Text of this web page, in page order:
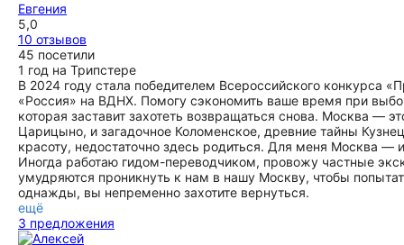
Евгения
5,0
10 отзывов
45 посетили
1 год на Трипстере
В 2024 году стала победителем Всероссийского
«Россия» на ВДНХ. Помогу сэкономить ваше время при
которая заставит захотеть возвращаться снова. Москва —
Царицыно, и загадочное Коломенское, древние тайны
красоту, недостаточно здесь родиться. Для меня Москва —
Иногда работаю гидом-переводчиком, провожу частные
умудряются проникнуть к нам в нашу Москву, чтобы
однажды, вы непременно захотите вернуться.
ещё
3 предложения